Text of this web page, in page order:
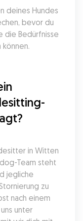
deines Hundes
bevor du
die Bedürfnisse
in Witten
Team steht
jegliche
zu
nach einem
unter